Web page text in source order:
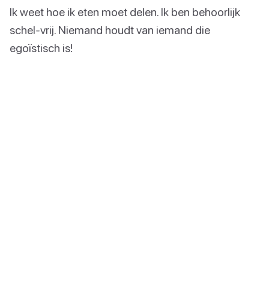
Ik weet hoe ik eten moet delen. Ik ben behoorlijk
schel-vrij. Niemand houdt van iemand die
egoïstisch is!